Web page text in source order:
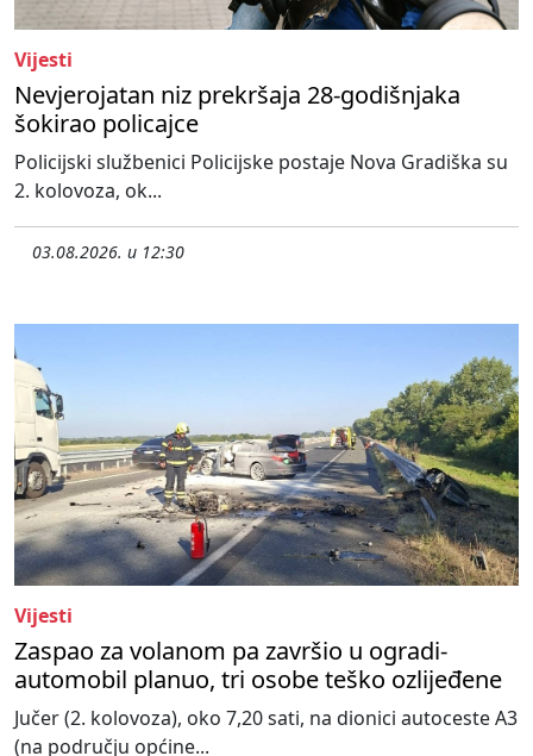
Vijesti
Nevjerojatan niz prekršaja 28-godišnjaka
šokirao policajce
Policijski službenici Policijske postaje Nova Gradiška su
2. kolovoza, ok...
03.08.2026. u 12:30
Vijesti
Zaspao za volanom pa završio u ogradi-
automobil planuo, tri osobe teško ozlijeđene
Jučer (2. kolovoza), oko 7,20 sati, na dionici autoceste A3
(na području općine...